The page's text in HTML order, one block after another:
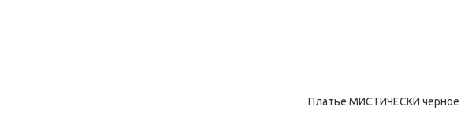
Платье МИСТИЧЕСКИ черное